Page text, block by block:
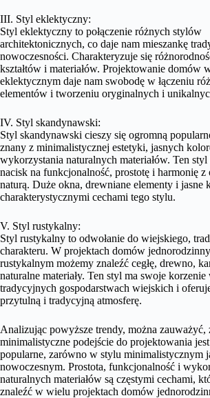
III. Styl eklektyczny:
Styl eklektyczny to połączenie różnych stylów
architektonicznych, co daje nam mieszankę
nowoczesności. Charakteryzuje się
kształtów i materiałów. Projektowanie domów
eklektycznym daje nam swobodę w łączeniu
elementów i tworzeniu oryginalnych i
IV. Styl skandynawski:
Styl skandynawski cieszy się ogromną
znany z minimalistycznej estetyki, jasnych
wykorzystania naturalnych materiałów. Ten styl
nacisk na funkcjonalność, prostotę i harmonię z
naturą. Duże okna, drewniane elementy i jasne
charakterystycznymi cechami tego stylu.
V. Styl rustykalny:
Styl rustykalny to odwołanie do wiejskiego,
charakteru. W projektach domów
rustykalnym możemy znaleźć cegłę, drewno,
naturalne materiały. Ten styl ma swoje korzenie
tradycyjnych gospodarstwach wiejskich i
przytulną i tradycyjną atmosferę.
Analizując powyższe trendy, można zauważyć,
minimalistyczne podejście do projektowania
popularne, zarówno w stylu minimalistycznym
nowoczesnym. Prostota, funkcjonalność i
naturalnych materiałów są częstymi cechami,
znaleźć w wielu projektach domów